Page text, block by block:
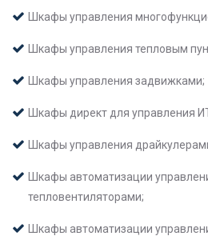
Шкафы управления
Шкафы управления тепловым
Шкафы управления задвижками;
Шкафы директ для управления
Шкафы управления
Шкафы автоматизации
тепловентиляторами;
Шкафы автоматизации